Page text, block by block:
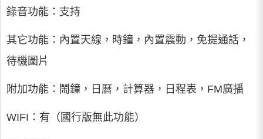
錄音功能：支持
其它功能：內置天線，時鐘，內置震動，免提通話，
待機圖片
附加功能：鬧鐘，日曆，計算器，日程表，FM廣播
WIFI：有（國行版無此功能）